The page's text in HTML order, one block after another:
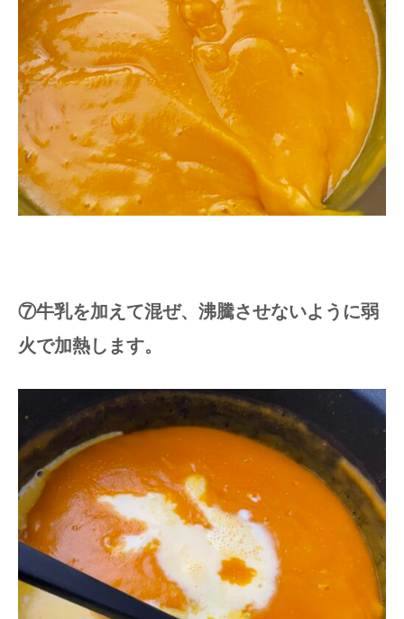
⑦牛乳を加えて混ぜ、沸騰させないように弱
火で加熱します。